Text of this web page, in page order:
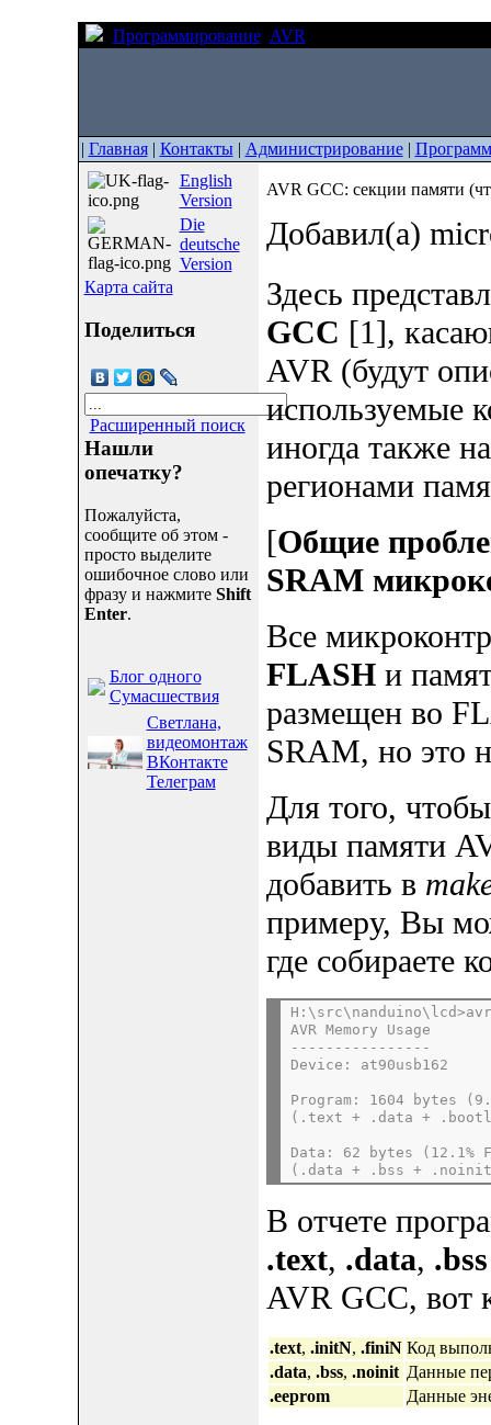
Программирование AVR
| Главная| Контакты| Администрирование|
English
Version
Die
deutsche
Version
Карта сайта
Поделиться
Расширенный поиск
Нашли
опечатку?
Пожалуйста,
сообщите об этом -
просто выделите
ошибочное слово или
фразу и нажмите Shift
Enter.
Блог одного
Сумасшествия
Светлана,
видеомонтаж
ВКонтакте
Телеграм
AVR GCC: секции памяти
Добавил(а)
Здесь
GCC [1],
AVR (будут
используемые
иногда также
регионами
[Общие
SRAM
Все
FLASHи
размещен во
SRAM, но это
Для того,
виды памяти
добавить в
примеру, Вы
где собираете
AVR Memory Usage
----------------
Device: at90usb162
Program: 1604 bytes
(.text + .data +
Data: 62 bytes (12.1%
(.data + .bss +
В отчете
.text, .data, .bss
AVR GCC, вот
.text, .initN, .finiN Код
.data, .bss, .noinit Данные
.eeprom
Данные